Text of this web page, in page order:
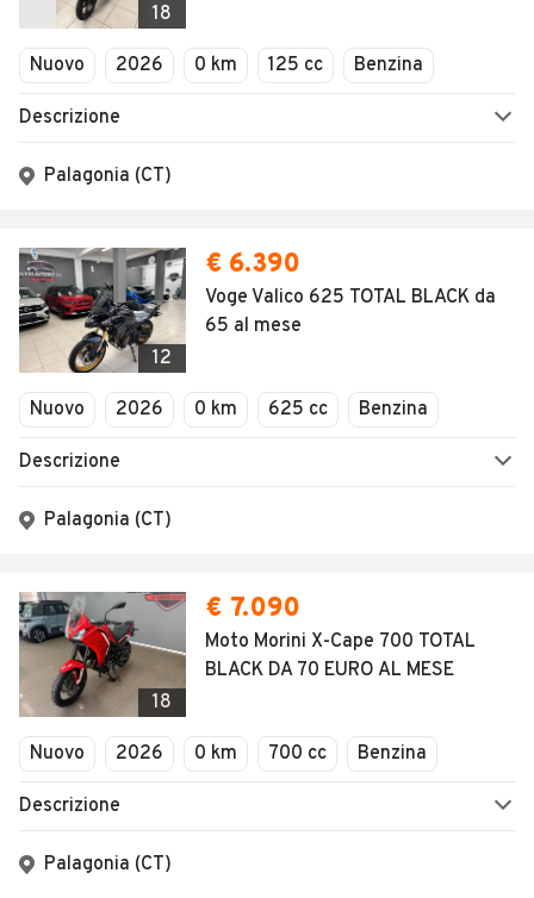
18
Nuovo 2026 0 km 125 cc Benzina
Descrizione
Palagonia (CT)
12
€ 6.390
Voge Valico 625 TOTAL BLACK da
65 al mese
Nuovo 2026 0 km 625 cc Benzina
Descrizione
Palagonia (CT)
18
€ 7.090
Moto Morini X-Cape 700 TOTAL
BLACK DA 70 EURO AL MESE
Nuovo 2026 0 km 700 cc Benzina
Descrizione
Palagonia (CT)